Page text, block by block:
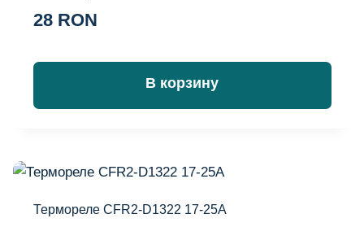
28 RON
В корзину
Термореле CFR2-D1322 17-25A